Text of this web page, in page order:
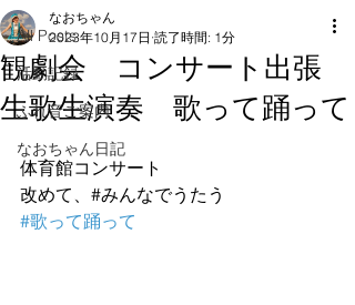
All Posts
活動記録
ふれ音ご案内
なおちゃん日記
観劇会 コンサート出張
生歌生演奏 歌って踊って
なおちゃん
2023年10月17日 読了時間: 1分
体育館コンサート
改めて、#みんなでうたう
#歌って踊って